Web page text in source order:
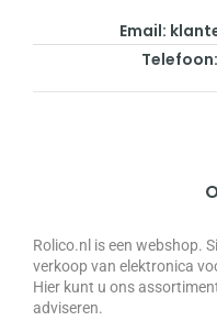
Email:
Rolico.nl is een webshop.
verkoop van elektronica
Hier kunt u ons
adviseren.